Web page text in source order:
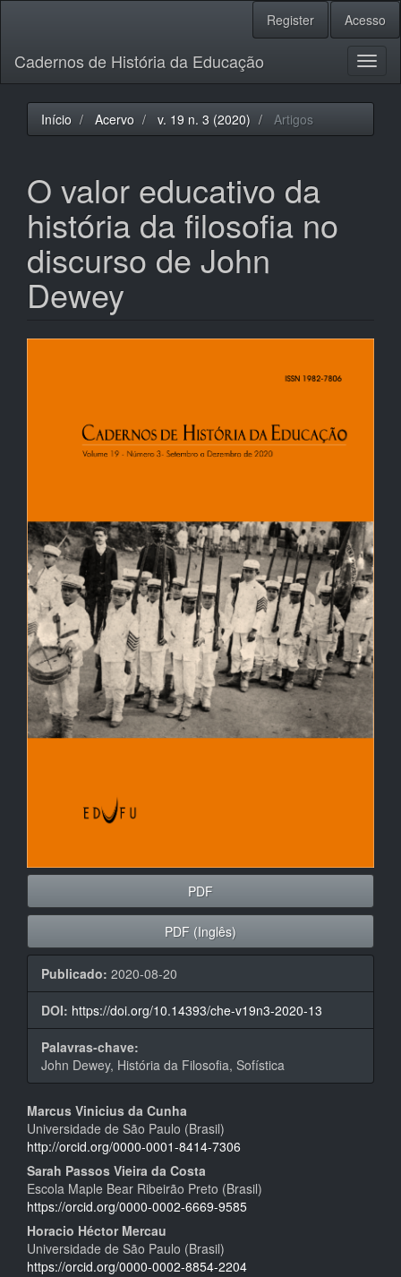
principal
Barra
Lateral
Register Acesso
Cadernos de História da Educação
Início Acervo v. 19 n. 3 (2020) Artigos
O valor educativo da
história da filosofia no
discurso de John
Dewey
Barra
artigos
PDF
PDF (Inglês)
Publicado: 2020-08-20
DOI: https://doi.org/10.14393/che-v19n3-2020-13
Palavras-chave:
John Dewey, História da Filosofia, Sofística
Conteúdo
do
artigo
principal
Marcus Vinicius da Cunha
Universidade de São Paulo (Brasil)
http://orcid.org/0000-0001-8414-7306
Sarah Passos Vieira da Costa
Escola Maple Bear Ribeirão Preto (Brasil)
https://orcid.org/0000-0002-6669-9585
Horacio Héctor Mercau
Universidade de São Paulo (Brasil)
https://orcid.org/0000-0002-8854-2204